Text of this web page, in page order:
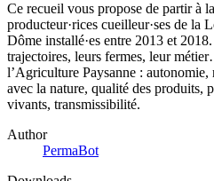
Ce recueil vous propose de partir à
producteur·rices cueilleur·ses de la
Dôme installé·es entre 2013 et
trajectoires, leurs fermes, leur
l’Agriculture Paysanne : autonomie,
avec la nature, qualité des produits,
vivants, transmissibilité.
Author
PermaBot